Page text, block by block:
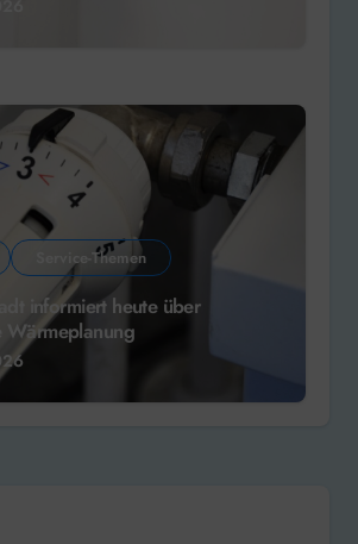
Service-Themen
informiert heute über
Wärmeplanung